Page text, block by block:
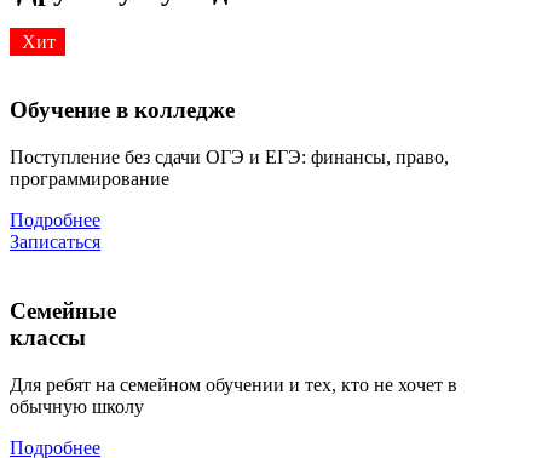
Хит
Обучение в колледже
Поступление без сдачи ОГЭ и ЕГЭ: финансы, право,
программирование
Подробнее
Записаться
Семейные
классы
Для ребят на семейном обучении и тех, кто не хочет в
обычную школу
Подробнее